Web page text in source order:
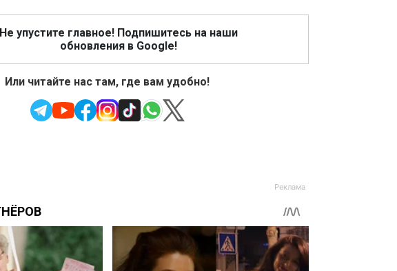
Не упустите главное! Подпишитесь на наши
обновления в Google!
Или читайте нас там, где вам удобно!